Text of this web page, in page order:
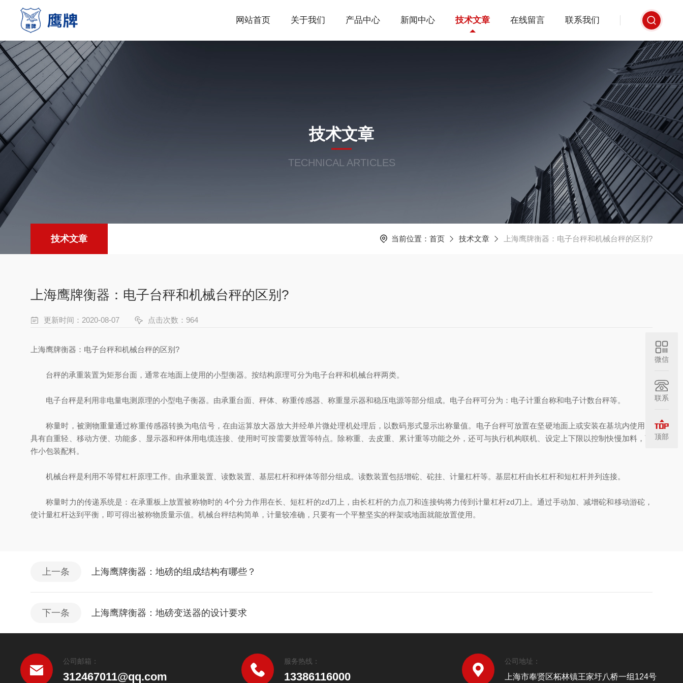
网站首页 关于我们 产品中心 新闻中心 技术文章 在线留言 联系我们
技术文章
TECHNICAL ARTICLES
技术文章 当前位置： 首页 技术文章 上海鹰牌衡器：电子台秤和机械台秤的区别?
上海鹰牌衡器：电子台秤和机械台秤的区别?
更新时间：2020-08-07 点击次数：964
上海鹰牌衡器：电子台秤和机械台秤的区别?
台秤的承重装置为矩形台面，通常在地面上使用的小型衡器。按结构原理可分为电子台秤和机械台秤两类。
电子台秤是利用非电量电测原理的小型电子衡器。由承重台面、秤体、称重传感器、称重显示器和稳压电源等部分组成。电子台秤可分为：电子计重台称和电子计数台秤等。
称量时，被测物重量通过称重传感器转换为电信号，在由运算放大器放大并经单片微处理机处理后，以数码形式显示出称量值。电子台秤可放置在坚硬地面上或安装在基坑内使用。
具有自重轻、移动方便、功能多、显示器和秤体用电缆连接、使用时可按需要放置等特点。除称重、去皮重、累计重等功能之外，还可与执行机构联机、设定上下限以控制快慢加料，可
作小包装配料。
机械台秤是利用不等臂杠杆原理工作。由承重装置、读数装置、基层杠杆和秤体等部分组成。读数装置包括增砣、砣挂、计量杠杆等。基层杠杆由长杠杆和短杠杆并列连接。
称量时力的传递系统是：在承重板上放置被称物时的 4个分力作用在长、短杠杆的zd刀上，由长杠杆的力点刀和连接钩将力传到计量杠杆zd刀上。通过手动加、减增砣和移动游砣，
使计量杠杆达到平衡，即可得出被称物质量示值。机械台秤结构简单，计量较准确，只要有一个平整坚实的秤架或地面就能放置使用。
上一条 上海鹰牌衡器：地磅的组成结构有哪些？
下一条 上海鹰牌衡器：地磅变送器的设计要求
公司邮箱：
312467011@qq.com
服务热线：
13386116000
公司地址：
上海市奉贤区柘林镇王家圩八桥一组124号
微信
联系
顶部